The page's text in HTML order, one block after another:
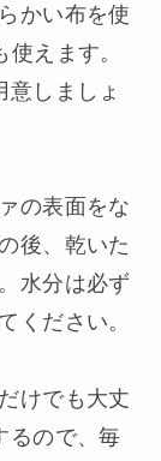
かい布を使
えます。
しましょ
の表面をな
後、乾いた
水分は必ず
ください。
けでも大丈
るので、毎